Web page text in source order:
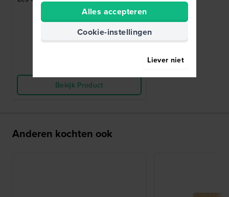
16mm
€ 20,-
● Op voorraad
Bekijk Product
Anderen kochten ook
Alles accepteren
Cookie-instellingen
Liever niet